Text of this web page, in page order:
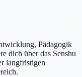
Pädagogik
dich über das Senshu
langfristigen